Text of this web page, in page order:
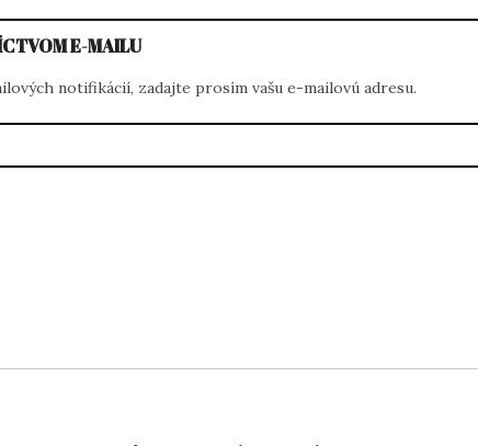
E-MAILU
notifikácií, zadajte prosím vašu e-mailovú adresu.